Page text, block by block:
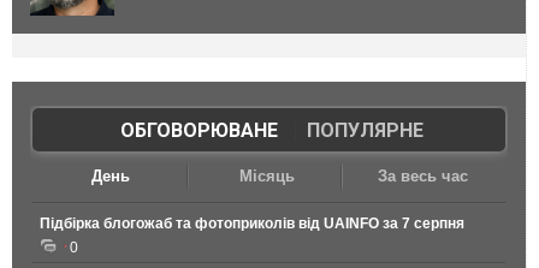
ОБГОВОРЮВАНЕ| ПОПУЛЯРНЕ
День Місяць За весь час
Підбірка блогожаб та фотоприколів від UAINFO за 7 серпня
0